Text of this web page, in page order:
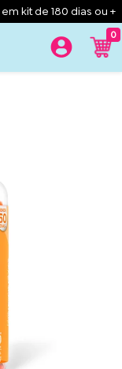
em kit de 180 dias ou +
0